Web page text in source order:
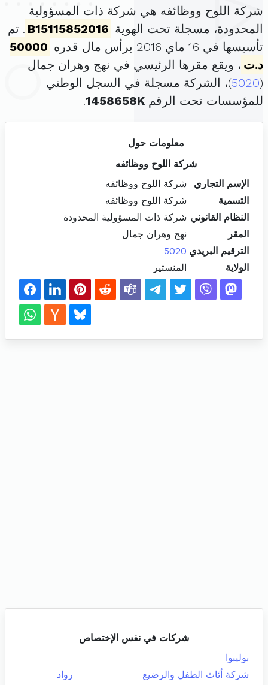
شركة اللوح ووظائفه هي شركة ذات المسؤولية
المحدودة، مسجلة تحت الهوية B15115852016 . تم
تأسيسها في 16 ماي 2016 برأس مال قدره
50000
د.ت ، ويقع مقرها الرئيسي في نهج وهران جمال
(
5020)، الشركة مسجلة في السجل الوطني
للمؤسسات تحت الرقم 1458658K
.
معلومات حول
شركة اللوح ووظائفه
الإسم التجاري
شركة اللوح ووظائفه
التسمية
شركة اللوح ووظائفه
النظام القانوني شركة ذات المسؤولية المحدودة
المقر
نهج وهران جمال
الترقيم البريدي 5020
الولاية
المنستير
شركات في نفس الإختصاص
بوليبوا
شركة أثاث الطفل والرضيع
رواد